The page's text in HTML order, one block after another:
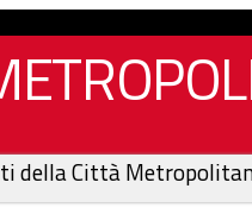
della Città